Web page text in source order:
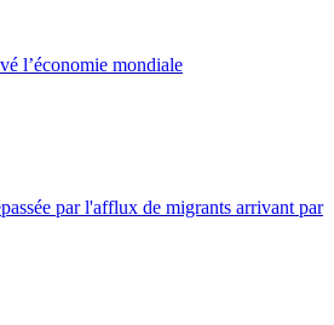
l’économie mondiale
par l'afflux de migrants arrivant par